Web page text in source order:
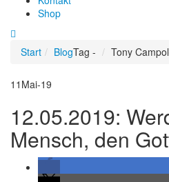
Shop
Start BlogTag - Tony
11 Mai-19
12.05.2019:
Mensch, den